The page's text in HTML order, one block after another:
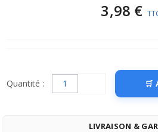
3,98 €
Quantité :
LIVRAISON &